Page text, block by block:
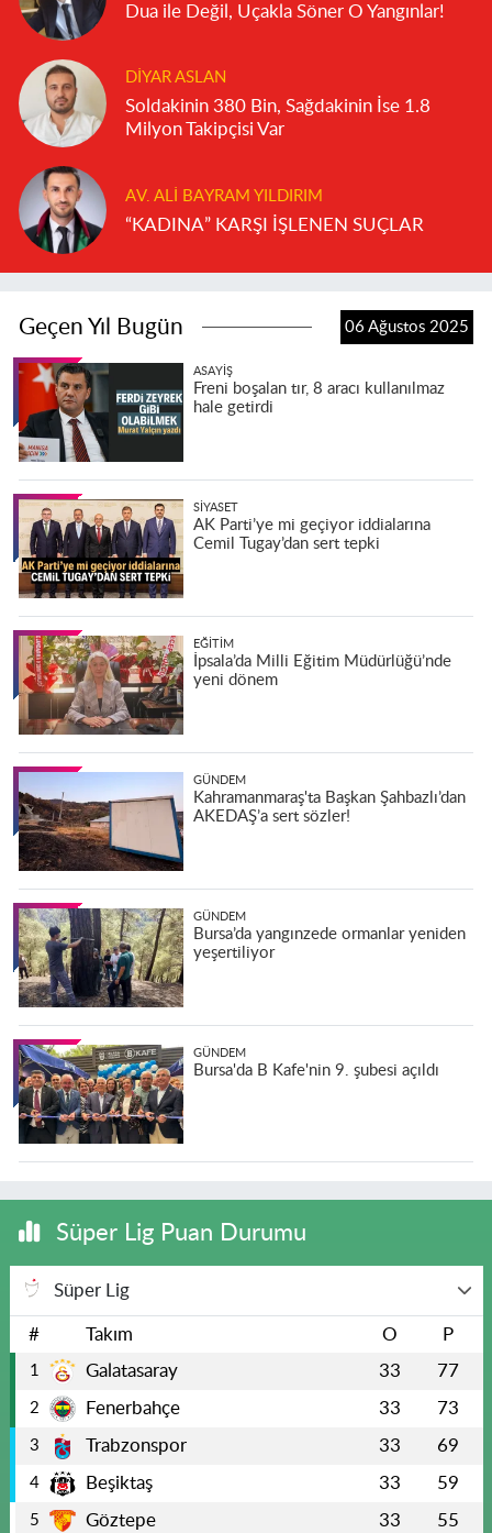
Dua ile Değil, Uçakla Söner O Yangınlar!
DIYAR ASLAN
Soldakinin 380 Bin, Sağdakinin İse 1.8
Milyon Takipçisi Var
AV. ALI BAYRAM YILDIRIM
“KADINA” KARŞI İŞLENEN SUÇLAR
Geçen Yıl Bugün 06 Ağustos 2025
ASAYIŞ
Freni boşalan tır, 8 aracı kullanılmaz
hale getirdi
SIYASET
AK Parti’ye mi geçiyor iddialarına
Cemil Tugay’dan sert tepki
EĞITIM
İpsala’da Milli Eğitim Müdürlüğü’nde
yeni dönem
GÜNDEM
Kahramanmaraş'ta Başkan Şahbazlı’dan
AKEDAŞ’a sert sözler!
GÜNDEM
Bursa’da yangınzede ormanlar yeniden
yeşertiliyor
GÜNDEM
Bursa'da B Kafe'nin 9. şubesi açıldı
Süper Lig Puan Durumu
Süper Lig
# Takım O P
1 Galatasaray 33 77
2 Fenerbahçe 33 73
3 Trabzonspor 33 69
4 Beşiktaş 33 59
5 Göztepe 33 55